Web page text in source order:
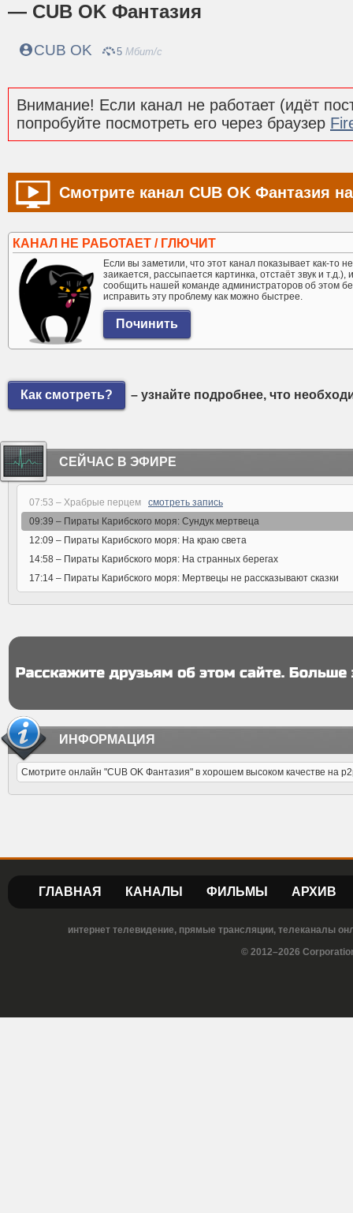
— CUB OK Фантазия
CUB OK 5 Мбит/с
Внимание! Если канал не работает (идёт
попробуйте посмотреть его через браузер
Смотрите канал CUB OK Фантазия
КАНАЛ НЕ РАБОТАЕТ / ГЛЮЧИТ
Если вы заметили, что этот канал показывает как-то
заикается, рассыпается картинка, отстаёт звук и
сообщить нашей команде администраторов об этом
исправить эту проблему как можно быстрее.
Как смотреть? – узнайте подробнее, что
СЕЙЧАС В ЭФИРЕ
07:53 – Храбрые перцем смотреть запись
09:39 – Пираты Карибского моря: Сундук мертвеца
12:09 – Пираты Карибского моря: На краю света
14:58 – Пираты Карибского моря: На странных берегах
17:14 – Пираты Карибского моря: Мертвецы не рассказывают сказки
ИНФОРМАЦИЯ
Смотрите онлайн "CUB OK Фантазия" в хорошем высоком качестве на
ГЛАВНАЯ КАНАЛЫ ФИЛЬМЫ АРХИВ
интернет телевидение, прямые трансляции, телеканалы
© 2012–2026